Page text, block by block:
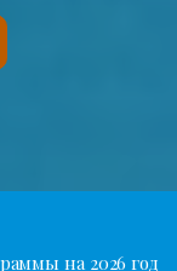
на 2026 год